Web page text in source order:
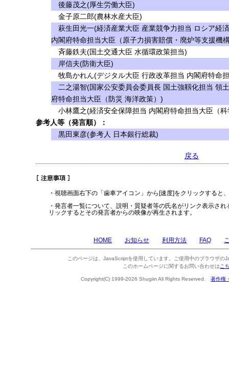
後藤茂之(厚生労働大臣)
金子原二郎(農林水産大臣)
萩生田光一(経済産業大臣 産業競争力担当 ロシア経
内閣府特命担当大臣（原子力損害賠償・廃炉等支援機
斉藤鉄夫(国土交通大臣 水循環政策担当)
岸信夫(防衛大臣)
牧島かれん(デジタル大臣 行政改革担当 内閣府特命
二之湯智(国家公安委員会委員長 国土強靱化担当 領
府特命担当大臣（防災 海洋政策）)
小林鷹之(経済安全保障担当 内閣府特命担当大臣（
参考人等（発言順）：
黒田東彦(参考人 日本銀行総裁)
戻る
・視聴画面右下の「歯車アイコン」から[速度]をクリックすると
・発言者一覧について、説明・質疑者等の氏名がリンク表示さ
リックするとその発言者からの映像が再生されます。
HOME お知らせ 利用方法 FAQ
このページは、JavaScriptを使用しています。ご使用中のブラウザの
このホームページに関するお問い合わせは こ
Copyright(C) 1999-2026 Shugiin All Rights Reserved. 著作権